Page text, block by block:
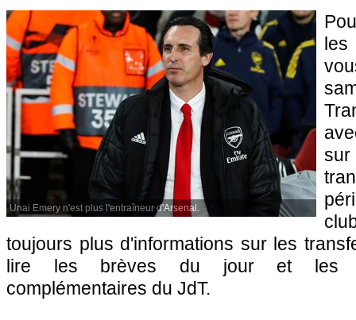
Unai Emery n'est plus l'entraîneur d'Arsenal.
les
toujours plus d'informations sur les
lire les brèves du jour et les
complémentaires du JdT.